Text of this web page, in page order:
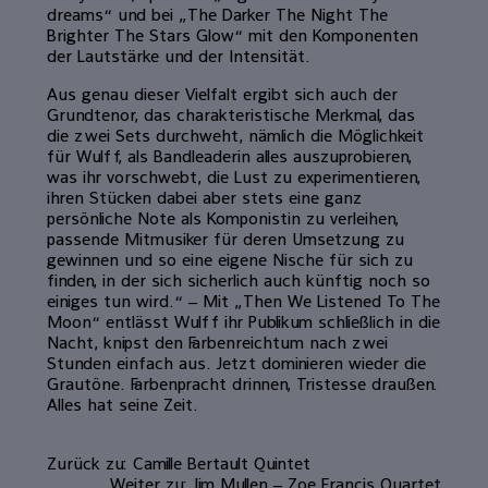
dreams“ und bei „The Darker The Night The
Brighter The Stars Glow“ mit den Komponenten
der Lautstärke und der In­tensität.
Aus genau dieser Vielfalt ergibt sich auch der
Grundtenor, das charakteristi­sche Merkmal, das
die zwei Sets durch­weht, nämlich die Möglichkeit
für Wulff, als Bandleaderin alles auszuprobieren,
was ihr vorschwebt, die Lust zu experi­mentieren,
ihren Stücken dabei aber stets eine ganz
persönliche Note als Kompo­nistin zu verleihen,
passende Mitmusiker für deren Umsetzung zu
gewinnen und so eine eigene Nische für sich zu
finden, in der sich sicherlich auch künftig noch so
einiges tun wird.“ – Mit „Then We Listened To The
Moon“ entlässt Wulff ihr Publikum schließlich in die
Nacht, knipst den Farbenreichtum nach zwei
Stunden einfach aus. Jetzt dominieren wieder die
Grautöne. Farbenpracht drin­nen, Tristesse draußen.
Alles hat seine Zeit.
Zurück zu: Camille Bertault Quintet
Weiter zu: Jim Mullen – Zoe Francis Quartet